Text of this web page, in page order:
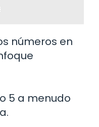
números en
5 a menudo